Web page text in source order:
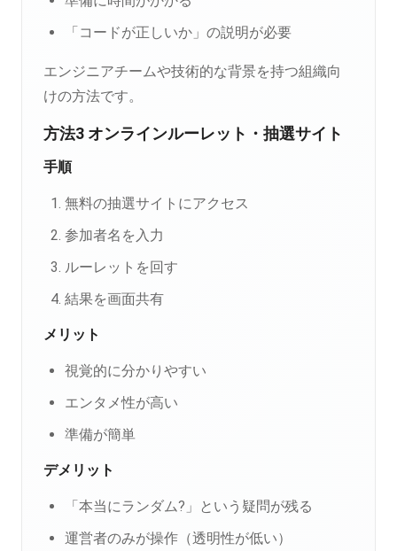
「コードが正しいか」の説明が必要
エンジニアチームや技術的な背景を持つ組織向
けの方法です。
方法3 オンラインルーレット・抽選サイト
手順
無料の抽選サイトにアクセス
参加者名を入力
ルーレットを回す
結果を画面共有
メリット
視覚的に分かりやすい
エンタメ性が高い
準備が簡単
デメリット
「本当にランダム?」という疑問が残る
運営者のみが操作（透明性が低い）